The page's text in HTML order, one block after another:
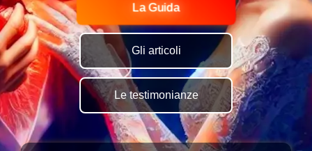
La Guida
Gli articoli
Le testimonianze